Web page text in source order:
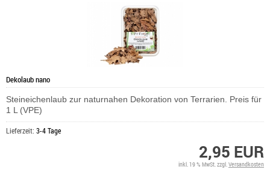
Dekolaub nano
Steineichenlaub zur naturnahen Dekoration von Terrarien. Preis für
1 L (VPE)
Lieferzeit: 3-4 Tage
2,95 EUR
inkl. 19 % MwSt. zzgl. Versandkosten